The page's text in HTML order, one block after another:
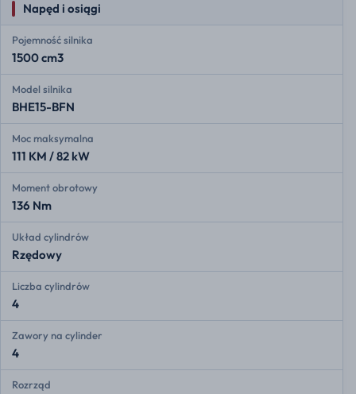
Napęd i osiągi
Pojemność silnika
1500 cm3
Model silnika
BHE15-BFN
Moc maksymalna
111 KM / 82 kW
Moment obrotowy
136 Nm
Układ cylindrów
Rzędowy
Liczba cylindrów
4
Zawory na cylinder
4
Rozrząd